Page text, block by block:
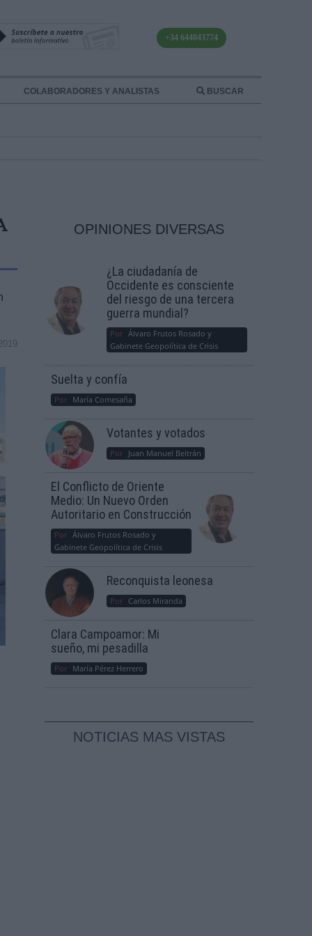
+34 644043774
COLABORADORES Y ANALISTAS BUSCAR
OPINIONES DIVERSAS
¿La ciudadanía de
Occidente es consciente
del riesgo de una tercera
guerra mundial?
Por Álvaro Frutos Rosado y
Gabinete Geopolítica de Crisis
Suelta y confía
Por María Comesaña
Votantes y votados
Por Juan Manuel Beltrán
El Conflicto de Oriente
Medio: Un Nuevo Orden
Autoritario en Construcción
Por Álvaro Frutos Rosado y
Gabinete Geopolítica de Crisis
Reconquista leonesa
Por Carlos Miranda
Clara Campoamor: Mi
sueño, mi pesadilla
Por María Pérez Herrero
NOTICIAS MAS VISTAS